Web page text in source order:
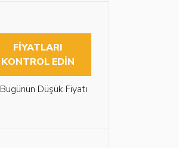
FIYATLARI
KONTROL EDIN
Bugünün Düşük Fiyatı